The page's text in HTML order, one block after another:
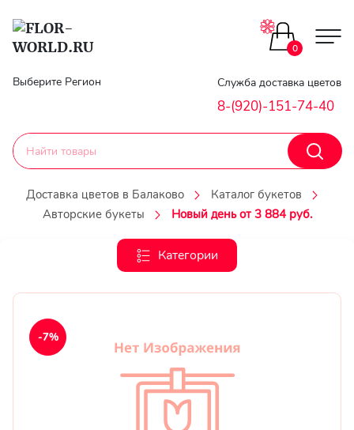
Главная
Гарантии
Доставка
Оплата
Выберите Регион Служба доставка цветов
8-(920)-151-74-40
0
Доставка цветов в Балаково
Каталог букетов
Авторские букеты
Новый день от 3 884 руб.
Категории
Цветы поштучно
Букеты до 2500
Каталог букетов
Корзины с цветами
Авторские букеты
Букеты из роз
-7%